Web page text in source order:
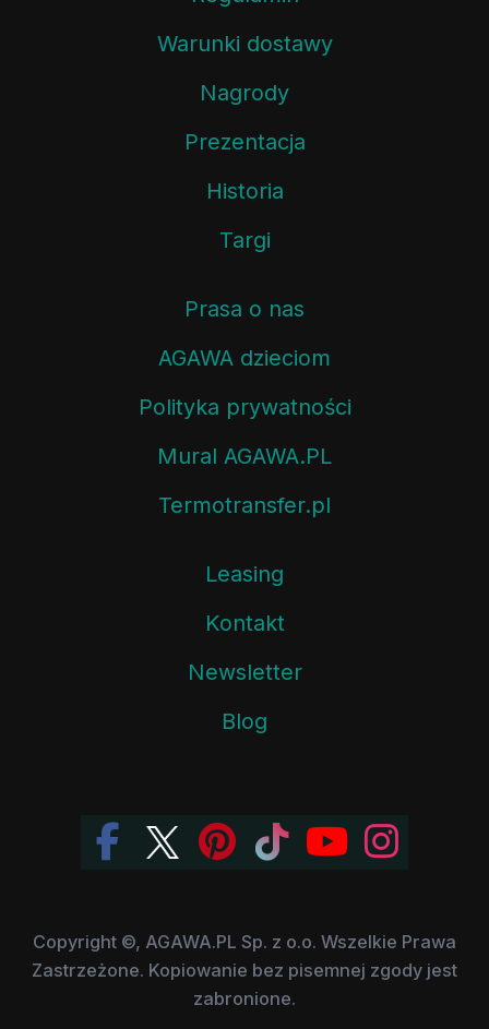
Warunki dostawy
Nagrody
Prezentacja
Historia
Targi
Prasa o nas
AGAWA dzieciom
Polityka prywatności
Mural AGAWA.PL
Termotransfer.pl
Leasing
Kontakt
Newsletter
Blog
Copyright ©, AGAWA.PL Sp. z o.o. Wszelkie Prawa
Zastrzeżone. Kopiowanie bez pisemnej zgody jest
zabronione.